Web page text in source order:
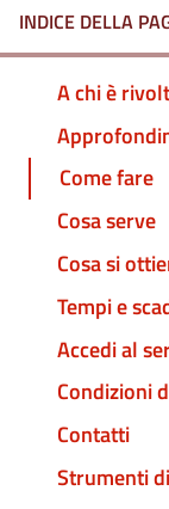
INDICE DELLA
A chi è
Come fare
Cosa serve
Cosa si
Tempi e
Accedi al
Condizioni
Contatti
Strumenti